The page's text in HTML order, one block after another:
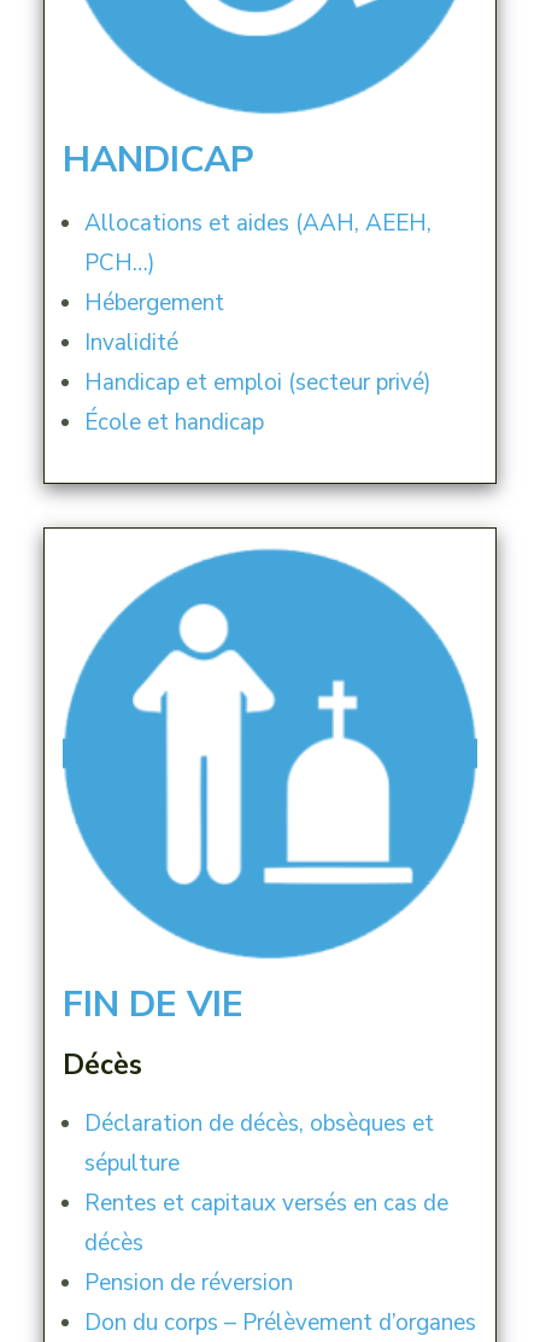
HANDICAP
Allocations et aides (AAH, AEEH,
PCH…)
Hébergement
Invalidité
Handicap et emploi (secteur privé)
École et handicap
FIN DE VIE
Décès
Déclaration de décès, obsèques et
sépulture
Rentes et capitaux versés en cas de
décès
Pension de réversion
Don du corps – Prélèvement d’organes